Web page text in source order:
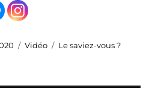
Format
Vidéo Catégories
Le saviez-vous ?